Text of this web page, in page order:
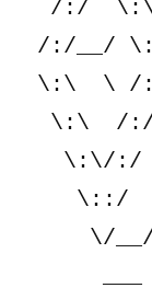
/:/
/:/__/
\:\  \ /
\:\  /
\:\/
\::/
\/